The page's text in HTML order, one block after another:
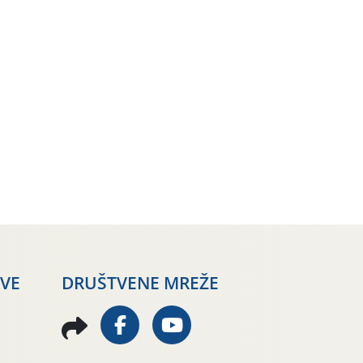
DRUŠTVENE MREŽE